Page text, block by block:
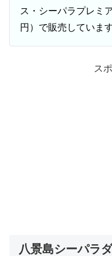
ス・シーパラプレミ
円）で販売しています
ス
八景島シーパラ